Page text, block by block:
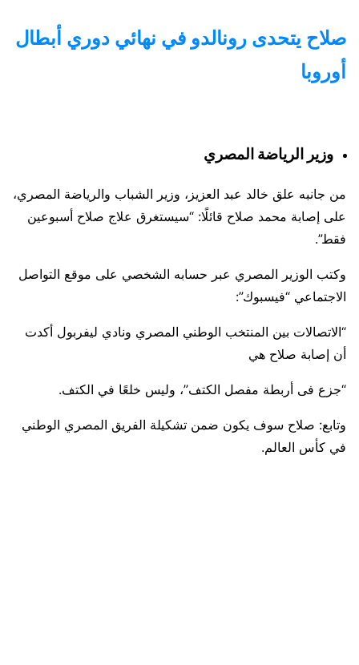
صلاح يتحدى رونالدو في نهائي دوري أبطال
أوروبا
وزير الرياضة المصري
من جانبه علق خالد عبد العزيز، وزير الشباب والرياضة المصري،
على إصابة محمد صلاح قائلًا: “سيستغرق علاج صلاح أسبوعين
فقط”.
وكتب الوزير المصري عبر حسابه الشخصي على موقع التواصل
الاجتماعي “فيسبوك”:
“الاتصالات بين المنتخب الوطني المصري ونادي ليفربول أكدت
أن إصابة صلاح هي
“جزع فى أربطة مفصل الكتف”، وليس خلعًا في الكتف.
وتابع: صلاح سوف يكون ضمن تشكيلة الفريق المصري الوطني
في كأس العالم.